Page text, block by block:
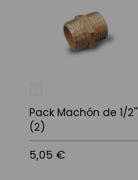
Pack Machón de 1/2''
(2)
5,05 €